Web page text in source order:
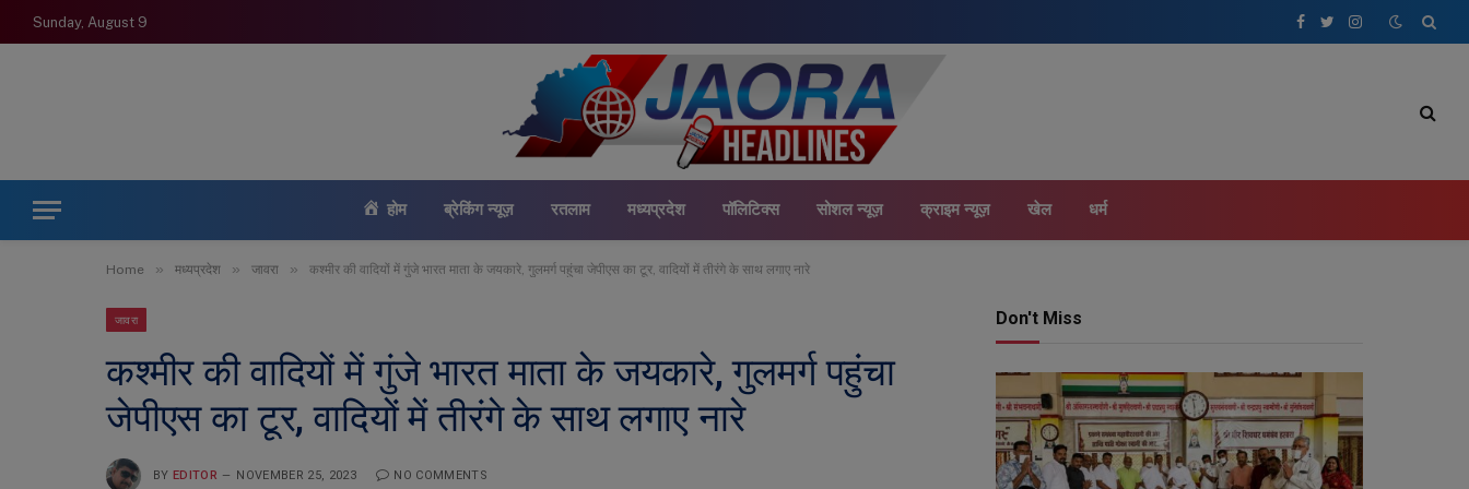
Sunday, August 9
Facebook
TwitterInstagram
होम ब्रेकिंग न्यूज़ रतलाम मध्यप्रदेश पॉलिटिक्स सोशल न्यूज़ क्राइम न्यूज़ खेल धर्म
Home » मध्यप्रदेश » जावरा » कश्मीर की वादियों में गुंजे भारत माता के जयकारे, गुलमर्ग पहुंचा जेपीएस का टूर, वादियों में तीरंगे के साथ लगाए नारे
जावरा
कश्मीर की वादियों में गुंजे भारत माता के जयकारे, गुलमर्ग पहुंचा
जेपीएस का टूर, वादियों में तीरंगे के साथ लगाए नारे
BY EDITOR NOVEMBER 25, 2023 NO COMMENTS
Don't Miss